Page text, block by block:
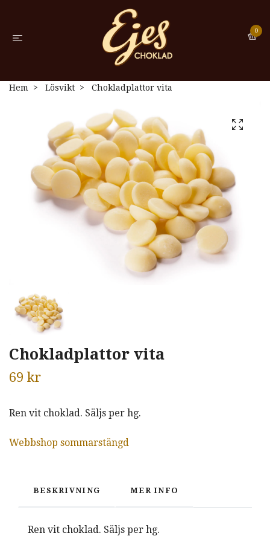
0
Hem Lösvikt Chokladplattor vita
Chokladplattor vita
69 kr
Ren vit choklad. Säljs per hg.
Webbshop sommarstängd
BESKRIVNING MER INFO
Ren vit choklad. Säljs per hg.